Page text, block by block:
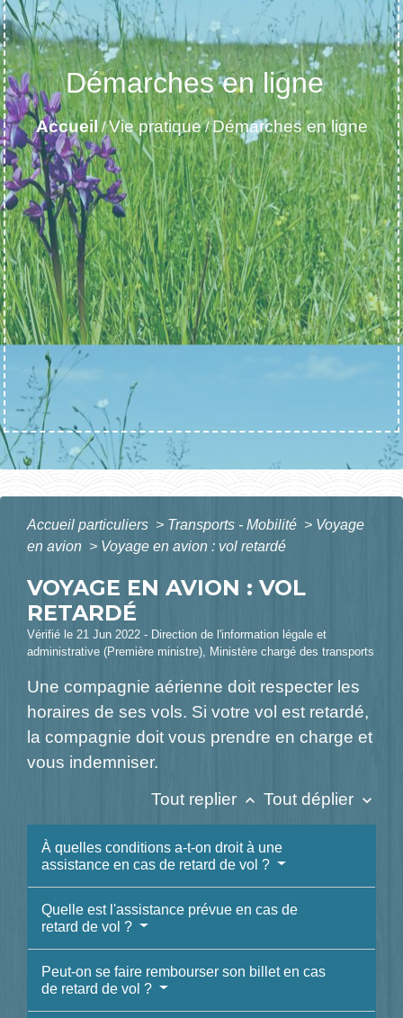
Démarches en ligne
Accueil/Vie pratique/Démarches en ligne
Accueil particuliers > Transports - Mobilité > Voyage
en avion > Voyage en avion : vol retardé
VOYAGE EN AVION : VOL
RETARDÉ
Vérifié le 21 Jun 2022 - Direction de l'information légale et
administrative (Première ministre), Ministère chargé des transports
Une compagnie aérienne doit respecter les
horaires de ses vols. Si votre vol est retardé,
la compagnie doit vous prendre en charge et
vous indemniser.
Tout replier keyboard_arrow_up Tout déplier keyboard_arrow_down
À quelles conditions a-t-on droit à une
assistance en cas de retard de vol ?
Quelle est l'assistance prévue en cas de
retard de vol ?
Peut-on se faire rembourser son billet en cas
de retard de vol ?